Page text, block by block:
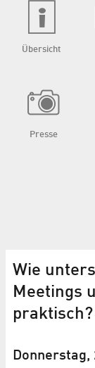
Übersicht
Presse
Wie
Meetings
praktisch?
Donnerstag,